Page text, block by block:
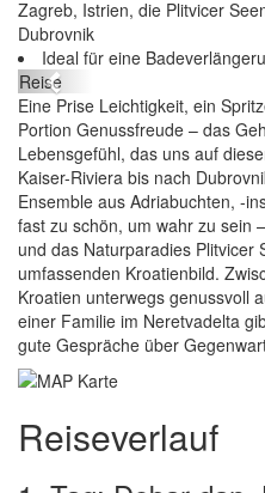
Zagreb, Istrien, die Plitvicer
Dubrovnik
Ideal für eine
Previous
Eine Prise Leichtigkeit, ein
Portion Genussfreude – das
Lebensgefühl, das uns auf
Kaiser-Riviera bis nach
Ensemble aus Adriabuchten, -
fast zu schön, um wahr zu sein
und das Naturparadies Plitvicer
umfassenden Kroatienbild.
Kroatien unterwegs genussvoll
einer Familie im Neretvadelta
gute Gespräche über
Reiseverlauf